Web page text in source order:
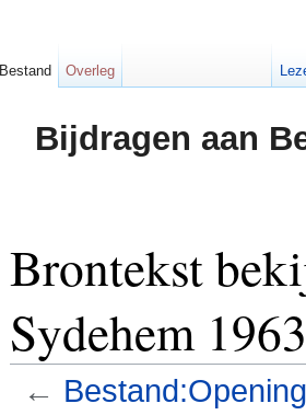
Bijdragen aan
Brontekst
Sydehem
←
Bestand Overleg